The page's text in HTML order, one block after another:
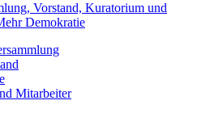
Vorstand, Kuratorium und
Demokratie
Mitarbeiter